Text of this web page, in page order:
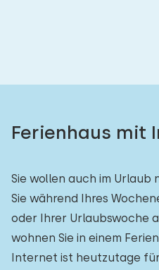
Ferienhaus mit
Sie wollen auch im Urlaub
Sie während Ihres
oder Ihrer Urlaubswoche
wohnen Sie in einem
Internet ist heutzutage